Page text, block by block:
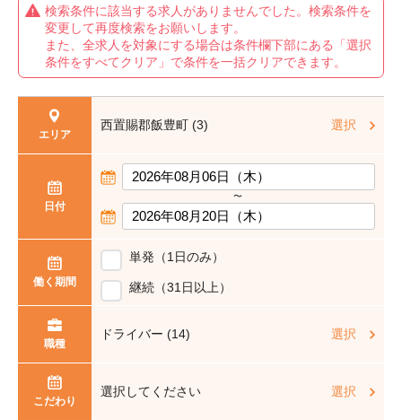
検索条件に該当する求人がありませんでした。検索条件を
変更して再度検索をお願いします。
また、全求人を対象にする場合は条件欄下部にある「選択
条件をすべてクリア」で条件を一括クリアできます。
エリア
西置賜郡飯豊町 (3) 選択
日付
〜
働く期間
単発（1日のみ）
継続（31日以上）
職種
ドライバー (14) 選択
こだわり
選択してください 選択